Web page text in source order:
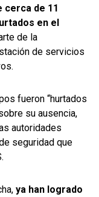
cerca de 11
en el
de la
de servicios
fueron “hurtados
su ausencia,
autoridades
seguridad que
ya han logrado